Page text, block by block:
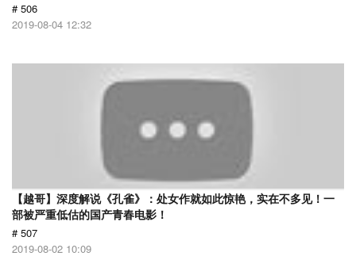
# 506
2019-08-04 12:32
【越哥】深度解说《孔雀》：处女作就如此惊艳，实在不多见！一
部被严重低估的国产青春电影！
# 507
2019-08-02 10:09